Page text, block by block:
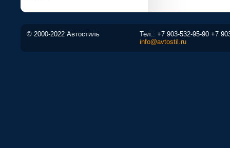
© 2000-2022 Автостиль Тел.: +7 903-532-95-90 +7
info@avtostil.ru